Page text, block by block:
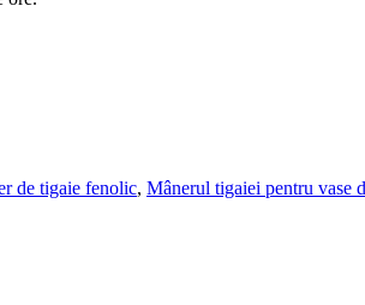
de tigaie fenolic, Mânerul tigaiei pentru vase